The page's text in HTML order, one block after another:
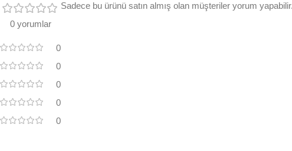
0 yorumlar
0
0
0
0
0
Sadece bu ürünü satın almış olan müşteriler yorum yapabilir.